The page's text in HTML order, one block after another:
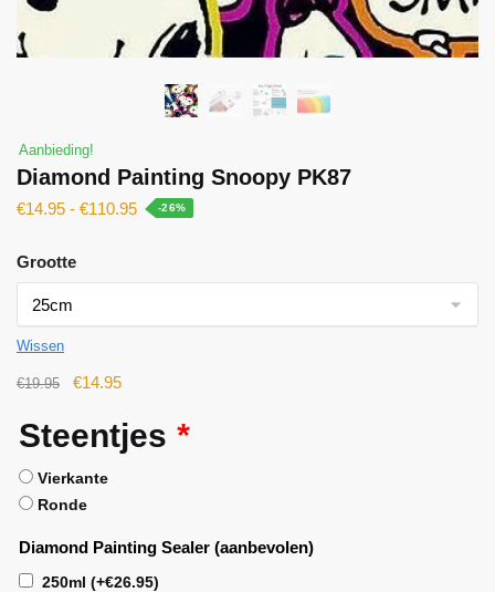
Aanbieding!
Diamond Painting Snoopy PK87
€14.95 - €110.95 -26%
Grootte
Wissen
€19.95 €14.95
Steentjes *
Vierkante
Ronde
Diamond Painting Sealer (aanbevolen)
250ml (+€26.95)